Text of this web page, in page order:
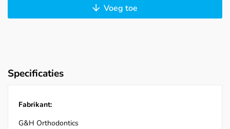
Voeg toe
Specificaties
Fabrikant:
G&H Orthodontics